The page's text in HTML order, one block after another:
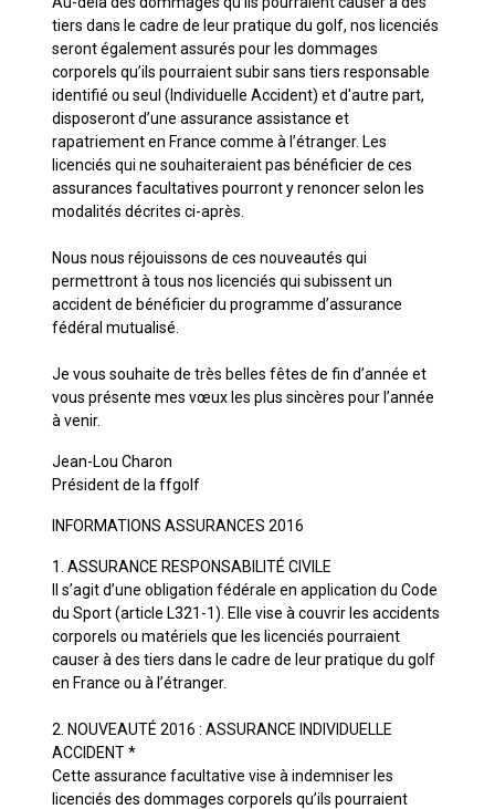
tiers dans le cadre de leur pratique du golf, nos licenciés
seront également assurés pour les dommages
corporels qu’ils pourraient subir sans tiers responsable
identifié ou seul (Individuelle Accident) et d'autre part,
disposeront d’une assurance assistance et
rapatriement en France comme à l’étranger. Les
licenciés qui ne souhaiteraient pas bénéficier de ces
assurances facultatives pourront y renoncer selon les
modalités décrites ci-après.
Nous nous réjouissons de ces nouveautés qui
permettront à tous nos licenciés qui subissent un
accident de bénéficier du programme d’assurance
fédéral mutualisé.
Je vous souhaite de très belles fêtes de fin d’année et
vous présente mes vœux les plus sincères pour l’année
à venir.
Jean-Lou Charon
Président de la ffgolf
INFORMATIONS ASSURANCES 2016
1. ASSURANCE RESPONSABILITÉ CIVILE
Il s’agit d’une obligation fédérale en application du Code
du Sport (article L321-1). Elle vise à couvrir les accidents
corporels ou matériels que les licenciés pourraient
causer à des tiers dans le cadre de leur pratique du golf
en France ou à l’étranger.
2. NOUVEAUTÉ 2016 : ASSURANCE INDIVIDUELLE
ACCIDENT *
Cette assurance facultative vise à indemniser les
licenciés des dommages corporels qu’ils pourraient